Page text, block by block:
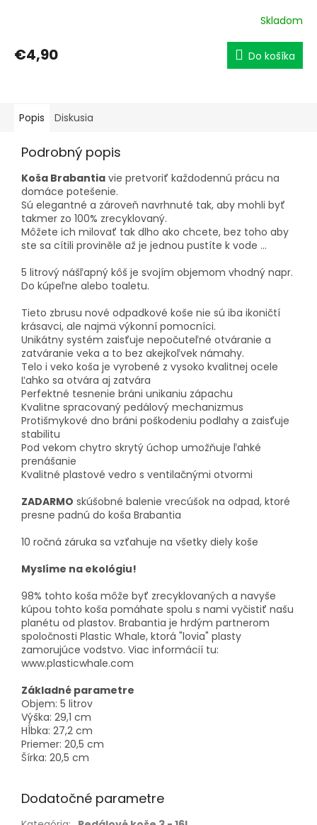
Skladom
€4,90 Do košíka
Popis Diskusia
Podrobný popis
Koša Brabantia vie pretvoriť každodennú prácu na
domáce potešenie.
Sú elegantné a zároveň navrhnuté tak, aby mohli byť
takmer zo 100% zrecyklovaný.
Môžete ich milovať tak dlho ako chcete, bez toho aby
ste sa cítili proviněle až je jednou pustíte k vode ...
5 litrový nášľapný kôš je svojím objemom vhodný napr.
Do kúpeľne alebo toaletu.
Tieto zbrusu nové odpadkové koše nie sú iba ikoničtí
krásavci, ale najmä výkonní pomocníci.
Unikátny systém zaisťuje nepočuteľné otváranie a
zatváranie veka a to bez akejkoľvek námahy.
Telo i veko koša je vyrobené z vysoko kvalitnej ocele
Ľahko sa otvára aj zatvára
Perfektné tesnenie bráni unikaniu zápachu
Kvalitne spracovaný pedálový mechanizmus
Protišmykové dno bráni poškodeniu podlahy a zaisťuje
stabilitu
Pod vekom chytro skrytý úchop umožňuje ľahké
prenášanie
Kvalitné plastové vedro s ventilačnými otvormi
ZADARMO skúšobné balenie vrecúšok na odpad, ktoré
presne padnú do koša Brabantia
10 ročná záruka sa vzťahuje na všetky diely koše
Myslíme na ekológiu!
98% tohto koša môže byť zrecyklovaných a navyše
kúpou tohto koša pomáhate spolu s nami vyčistiť našu
planétu od plastov. Brabantia je hrdým partnerom
spoločnosti Plastic Whale, ktorá "lovia" plasty
zamorujúce vodstvo. Viac informácií tu:
www.plasticwhale.com
Základné parametre
Objem: 5 litrov
Výška: 29,1 cm
Hĺbka: 27,2 cm
Priemer: 20,5 cm
Šírka: 20,5 cm
Dodatočné parametre